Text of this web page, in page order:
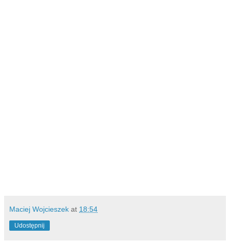
Maciej Wojcieszek at 18:54
Udostępnij